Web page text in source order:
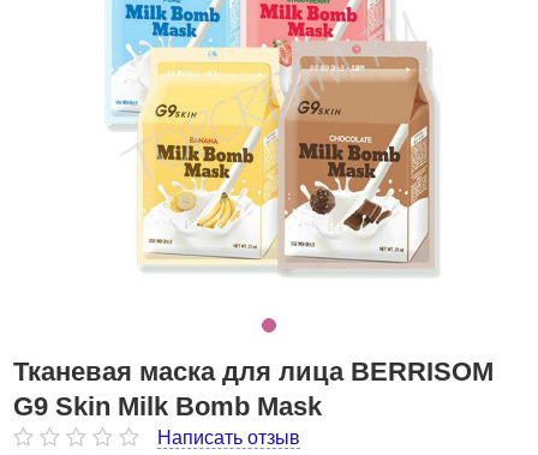
Тканевая маска для лица BERRISOM
G9 Skin Milk Bomb Mask
Написать отзыв